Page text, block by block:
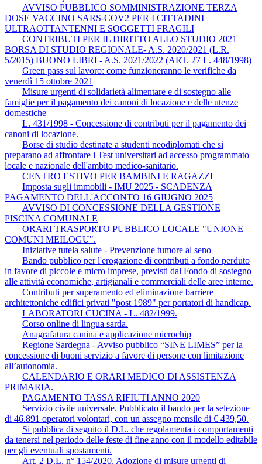
AVVISO PUBBLICO SOMMINISTRAZIONE TERZA
DOSE VACCINO SARS-COV2 PER I CITTADINI
ULTRAOTTANTENNI E SOGGETTI FRAGILI
CONTRIBUTI PER IL DIRITTO ALLO STUDIO 2021
BORSA DI STUDIO REGIONALE- A.S. 2020/2021 (L.R.
5/2015) BUONO LIBRI - A.S. 2021/2022 (ART. 27 L. 448/1998)
Green pass sul lavoro: come funzioneranno le verifiche da
venerdì 15 ottobre 2021
Misure urgenti di solidarietà alimentare e di sostegno alle
famiglie per il pagamento dei canoni di locazione e delle utenze
domestiche
L. 431/1998 - Concessione di contributi per il pagamento dei
canoni di locazione.
Borse di studio destinate a studenti neodiplomati che si
preparano ad affrontare i Test universitari ad accesso programmato
locale e nazionale dell'ambito medico-sanitario.
CENTRO ESTIVO PER BAMBINI E RAGAZZI
Imposta sugli immobili - IMU 2025 - SCADENZA
PAGAMENTO DELL'ACCONTO 16 GIUGNO 2025
AVVISO DI CONCESSIONE DELLA GESTIONE
PISCINA COMUNALE
ORARI TRASPORTO PUBBLICO LOCALE "UNIONE
COMUNI MEILOGU".
Iniziative tutela salute - Prevenzione tumore al seno
Bando pubblico per l'erogazione di contributi a fondo perduto
in favore di piccole e micro imprese, previsti dal Fondo di sostegno
alle attività economiche, artigianali e commerciali delle aree interne.
Contributi per superamento ed eliminazione barriere
architettoniche edifici privati "post 1989" per portatori di handicap.
LABORATORI CUCINA - L. 482/1999.
Corso online di lingua sarda.
Anagrafatura canina e applicazione microchip
Regione Sardegna - Avviso pubblico “SINE LIMES” per la
concessione di buoni servizio a favore di persone con limitazione
all’autonomia.
CALENDARIO E ORARI MEDICO DI ASSISTENZA
PRIMARIA.
PAGAMENTO TASSA RIFIUTI ANNO 2020
Servizio civile universale. Pubblicato il bando per la selezione
di 46.891 operatori volontari, con un assegno mensile di € 439,50.
Si pubblica di seguito il D.L. che regolamenta i comportamenti
da tenersi nel periodo delle feste di fine anno con il modello editabile
per gli eventuali spostamenti.
Art. 2 D.L. n° 154/2020. Adozione di misure urgenti di